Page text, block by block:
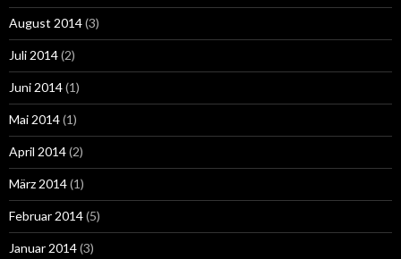
August 2014(3)
Juli 2014(2)
Juni 2014(1)
Mai 2014(1)
April 2014(2)
März 2014(1)
Februar 2014(5)
Januar 2014(3)